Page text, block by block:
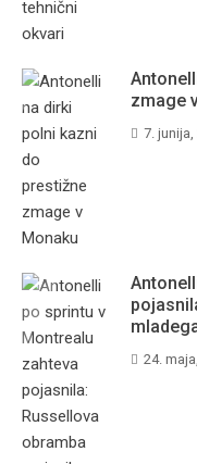
zmage
7. junija,
24.